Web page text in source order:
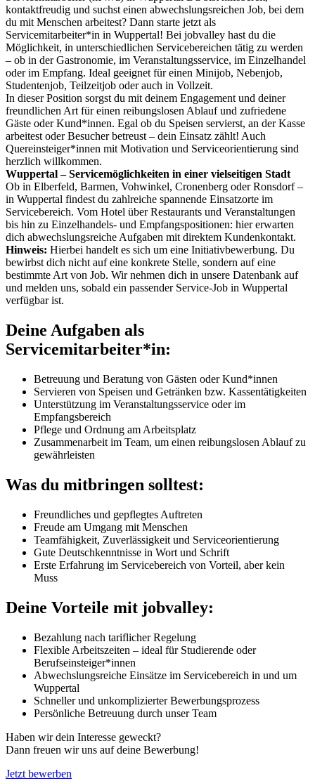
kontaktfreudig und suchst einen abwechslungsreichen Job, bei dem
du mit Menschen arbeitest? Dann starte jetzt als
Servicemitarbeiter*in in Wuppertal! Bei jobvalley hast du die
Möglichkeit, in unterschiedlichen Servicebereichen tätig zu werden
– ob in der Gastronomie, im Veranstaltungsservice, im Einzelhandel
oder im Empfang. Ideal geeignet für einen Minijob, Nebenjob,
Studentenjob, Teilzeitjob oder auch in Vollzeit.
In dieser Position sorgst du mit deinem Engagement und deiner
freundlichen Art für einen reibungslosen Ablauf und zufriedene
Gäste oder Kund*innen. Egal ob du Speisen servierst, an der Kasse
arbeitest oder Besucher betreust – dein Einsatz zählt! Auch
Quereinsteiger*innen mit Motivation und Serviceorientierung sind
herzlich willkommen.
Wuppertal – Servicemöglichkeiten in einer vielseitigen Stadt
Ob in Elberfeld, Barmen, Vohwinkel, Cronenberg oder Ronsdorf –
in Wuppertal findest du zahlreiche spannende Einsatzorte im
Servicebereich. Vom Hotel über Restaurants und Veranstaltungen
bis hin zu Einzelhandels- und Empfangspositionen: hier erwarten
dich abwechslungsreiche Aufgaben mit direktem Kundenkontakt.
Hinweis: Hierbei handelt es sich um eine Initiativbewerbung. Du
bewirbst dich nicht auf eine konkrete Stelle, sondern auf eine
bestimmte Art von Job. Wir nehmen dich in unsere Datenbank auf
und melden uns, sobald ein passender Service-Job in Wuppertal
verfügbar ist.
Deine Aufgaben als
Servicemitarbeiter*in:
Betreuung und Beratung von Gästen oder Kund*innen
Servieren von Speisen und Getränken bzw. Kassentätigkeiten
Unterstützung im Veranstaltungsservice oder im
Empfangsbereich
Pflege und Ordnung am Arbeitsplatz
Zusammenarbeit im Team, um einen reibungslosen Ablauf zu
gewährleisten
Was du mitbringen solltest:
Freundliches und gepflegtes Auftreten
Freude am Umgang mit Menschen
Teamfähigkeit, Zuverlässigkeit und Serviceorientierung
Gute Deutschkenntnisse in Wort und Schrift
Erste Erfahrung im Servicebereich von Vorteil, aber kein
Muss
Deine Vorteile mit jobvalley:
Bezahlung nach tariflicher Regelung
Flexible Arbeitszeiten – ideal für Studierende oder
Berufseinsteiger*innen
Abwechslungsreiche Einsätze im Servicebereich in und um
Wuppertal
Schneller und unkomplizierter Bewerbungsprozess
Persönliche Betreuung durch unser Team
Haben wir dein Interesse geweckt?
Dann freuen wir uns auf deine Bewerbung!
Jetzt bewerben